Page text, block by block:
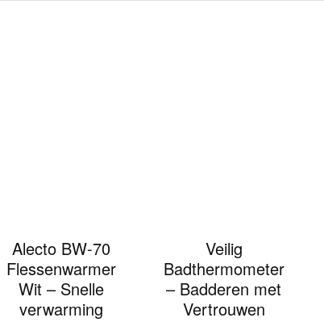
Alecto BW-70
Flessenwarmer
Wit – Snelle
verwarming
Veilig
Badthermometer
– Badderen met
Vertrouwen